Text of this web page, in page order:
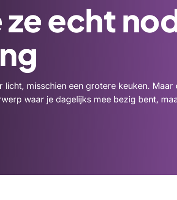
echt
misschien een grotere keuken. Maar
waar je dagelijks mee bezig bent,